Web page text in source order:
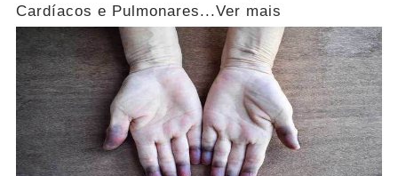
Cardíacos e Pulmonares...Ver mais